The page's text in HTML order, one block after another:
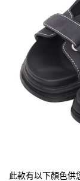
此款有以下顏色供